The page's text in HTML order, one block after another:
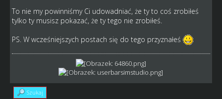
To nie my powinniśmy Ci udowadniać, że ty to coś zrobiłeś
tylko ty musisz pokazać, że ty tego nie zrobiłeś.
PS. W wcześniejszych postach się do tego przyznałeś
Szukaj